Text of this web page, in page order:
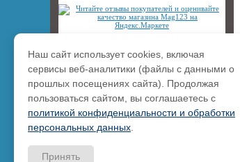
Наш сайт использует cookies, включая
сервисы веб-аналитики (файлы с данными о
прошлых посещениях сайта). Продолжая
пользоваться сайтом, вы соглашаетесь с
политикой конфиденциальности и обработки
персональных данных
Принять